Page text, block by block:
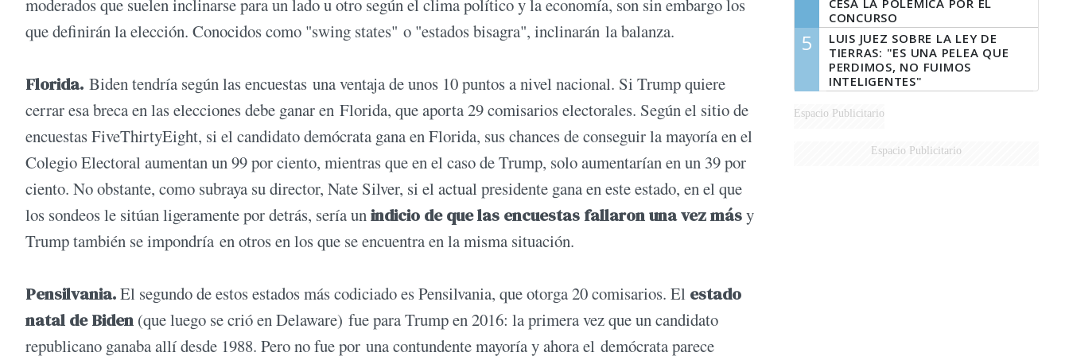
moderados que suelen inclinarse para un lado u otro según el clima político y la economía, son sin embargo los
que definirán la elección. Conocidos como "swing states" o "estados bisagra", inclinarán la balanza.
Florida. Biden tendría según las encuestas una ventaja de unos 10 puntos a nivel nacional. Si Trump quiere
cerrar esa breca en las elecciones debe ganar en Florida, que aporta 29 comisarios electorales. Según el sitio de
encuestas FiveThirtyEight, si el candidato demócrata gana en Florida, sus chances de conseguir la mayoría en el
Colegio Electoral aumentan un 99 por ciento, mientras que en el caso de Trump, solo aumentarían en un 39 por
ciento. No obstante, como subraya su director, Nate Silver, si el actual presidente gana en este estado, en el que
los sondeos le sitúan ligeramente por detrás, sería unindicio de que las encuestas fallaron una vez másy
Trump también se impondría en otros en los que se encuentra en la misma situación.
Pensilvania.El segundo de estos estados más codiciado es Pensilvania, que otorga 20 comisarios. El estado
natal de Biden (que luego se crió en Delaware) fue para Trump en 2016: la primera vez que un candidato
republicano ganaba allí desde 1988. Pero no fue por una contundente mayoría y ahora el demócrata parece
CESA LA POLÉMICA POR EL
CONCURSO
5
LUIS JUEZ SOBRE LA LEY DE
TIERRAS: "ES UNA PELEA QUE
PERDIMOS, NO FUIMOS
INTELIGENTES"
Espacio Publicitario
Espacio Publicitario